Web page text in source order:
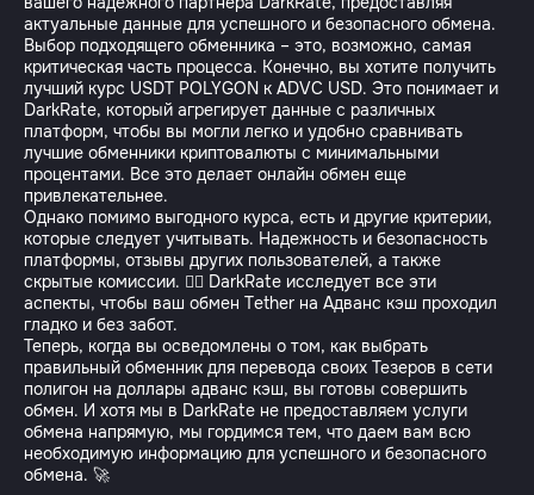
актуальные данные для успешного и безопасного обмена.
Выбор подходящего обменника – это, возможно, самая
критическая часть процесса. Конечно, вы хотите получить
лучший курс USDT POLYGON к ADVC USD. Это понимает и
DarkRate, который агрегирует данные с различных
платформ, чтобы вы могли легко и удобно сравнивать
лучшие обменники криптовалюты с минимальными
процентами. Все это делает онлайн обмен еще
привлекательнее.
Однако помимо выгодного курса, есть и другие критерии,
которые следует учитывать. Надежность и безопасность
платформы, отзывы других пользователей, а также
скрытые комиссии. 🕵️‍♂️ DarkRate исследует все эти
аспекты, чтобы ваш обмен Tether на Адванс кэш проходил
гладко и без забот.
Теперь, когда вы осведомлены о том, как выбрать
правильный обменник для перевода своих Тезеров в сети
полигон на доллары адванс кэш, вы готовы совершить
обмен. И хотя мы в DarkRate не предоставляем услуги
обмена напрямую, мы гордимся тем, что даем вам всю
необходимую информацию для успешного и безопасного
обмена. 🚀